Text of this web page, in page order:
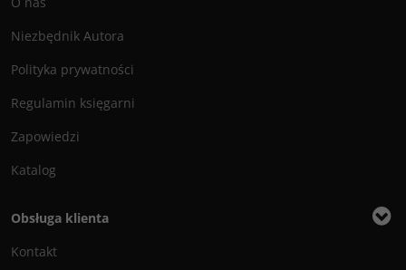
Niezbędnik Autora
Polityka prywatności
Regulamin księgarni
Zapowiedzi
Katalog
Obsługa klienta
Kontakt